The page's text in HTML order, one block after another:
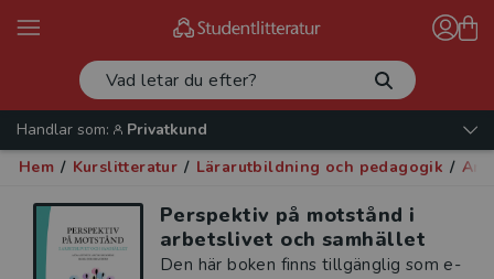
Handlar som:
Privatkund
Hem / Kurslitteratur / Lärarutbildning och pedagogik /
Perspektiv på motstånd i
arbetslivet och samhället
Den här boken finns tillgänglig som e-